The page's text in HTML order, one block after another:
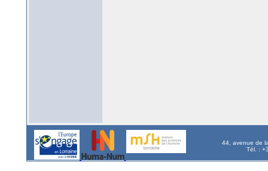
44, avenue de
Tél. :